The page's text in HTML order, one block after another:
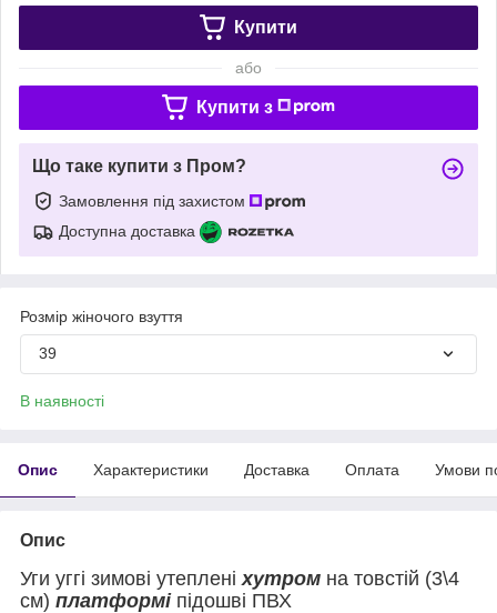
Купити
або
Купити з
Що таке купити з Пром?
Замовлення під захистом
Доступна доставка
Розмір жіночого взуття
39
В наявності
Опис Характеристики Доставка Оплата Умови
Опис
Уги уггі зимові утеплені хутром на товстій (3\4
см) платформі підошві ПВХ